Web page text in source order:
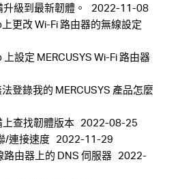
級到最新韌體。
2022-11-08
更改 Wi-Fi 路由器的無線設定
設定 MERCUSYS Wi-Fi 路由器
登錄我的 MERCUSYS 產品怎麼
上查找韌體版本 2022-08-25
/連接速度 2022-11-29
由器上的 DNS 伺服器 2022-